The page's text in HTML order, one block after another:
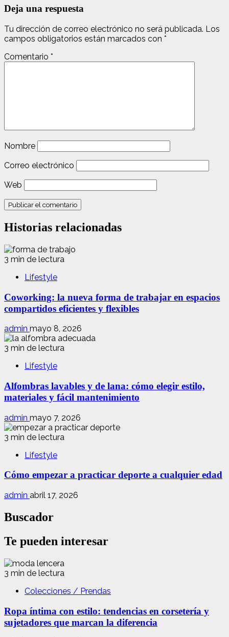
Deja una respuesta
Tu dirección de correo electrónico no será publicada. Los
campos obligatorios están marcados con *
Comentario *
Nombre
Correo electrónico
Web
Historias relacionadas
3 min de lectura
Lifestyle
Coworking: la nueva forma de trabajar en espacios
compartidos eficientes y flexibles
admin mayo 8, 2026
3 min de lectura
Lifestyle
Alfombras lavables y de lana: cómo elegir estilo,
materiales y fácil mantenimiento
admin mayo 7, 2026
3 min de lectura
Lifestyle
Cómo empezar a practicar deporte a cualquier edad
admin abril 17, 2026
Buscador
Te pueden interesar
3 min de lectura
Colecciones / Prendas
Ropa íntima con estilo: tendencias en corsetería y
sujetadores que marcan la diferencia